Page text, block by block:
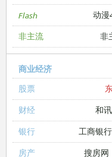
Flash 动漫
非主流 非
商业经济
股票
财经 和
银行 工商银行
房产 搜房网